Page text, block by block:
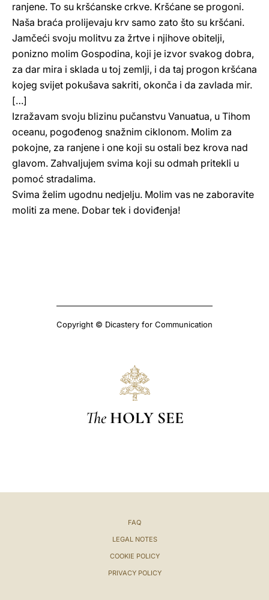
ranjene. To su kršćanske crkve. Kršćane se progoni.
Naša braća prolijevaju krv samo zato što su kršćani.
Jamčeći svoju molitvu za žrtve i njihove obitelji,
ponizno molim Gospodina, koji je izvor svakog dobra,
za dar mira i sklada u toj zemlji, i da taj progon kršćana
kojeg svijet pokušava sakriti, okonča i da zavlada mir.
[…]
Izražavam svoju blizinu pučanstvu Vanuatua, u Tihom
oceanu, pogođenog snažnim ciklonom. Molim za
pokojne, za ranjene i one koji su ostali bez krova nad
glavom. Zahvaljujem svima koji su odmah pritekli u
pomoć stradalima.
Svima želim ugodnu nedjelju. Molim vas ne zaboravite
moliti za mene. Dobar tek i doviđenja!
Copyright © Dicastery for Communication
The HOLY SEE
FAQ
LEGAL NOTES
COOKIE POLICY
PRIVACY POLICY